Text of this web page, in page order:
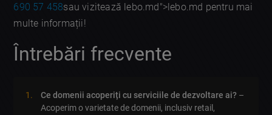
690 57 458sau vizitează lebo.md">lebo.md pentru mai
multe informații!
Întrebări frecvente
Ce domenii acoperiți cu serviciile de dezvoltare ai? –
Acoperim o varietate de domenii, inclusiv retail,